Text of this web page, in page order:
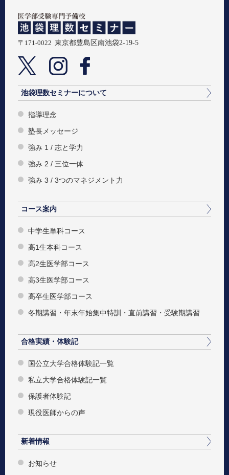
〒171-0022 東京都豊島区南池袋2-19-5
池袋理数セミナーについて
指導理念
塾長メッセージ
強み 1 / 志と学力
強み 2 / 三位一体
強み 3 / 3つのマネジメント力
コース案内
中学生単科コース
高1生本科コース
高2生医学部コース
高3生医学部コース
高卒生医学部コース
冬期講習・年末年始集中特訓・直前講習・受験期講習
合格実績・体験記
国公立大学合格体験記一覧
私立大学合格体験記一覧
保護者体験記
現役医師からの声
新着情報
お知らせ